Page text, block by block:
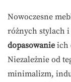
Nowoczesne
różnych stylach i
dopasowanie ich
Niezależnie od
minimalizm,